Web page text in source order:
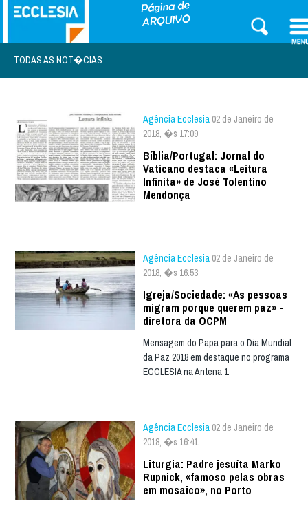
TODAS AS NOT�CIAS
Agência Ecclesia 02 de Janeiro de
2018, �s 17:09
Bíblia/Portugal: Jornal do
Vaticano destaca «Leitura
Infinita» de José Tolentino
Mendonça
Agência Ecclesia 02 de Janeiro de
2018, �s 16:53
Igreja/Sociedade: «As pessoas
migram porque querem paz» -
diretora da OCPM
Mensagem do Papa para o Dia Mundial
da Paz 2018 em destaque no programa
ECCLESIA na Antena 1
Agência Ecclesia 02 de Janeiro de
2018, �s 16:41
Liturgia: Padre jesuíta Marko
Rupnick, «famoso pelas obras
em mosaico», no Porto